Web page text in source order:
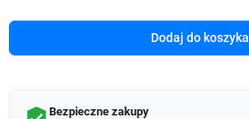
Dodaj do koszyka
Bezpieczne zakupy